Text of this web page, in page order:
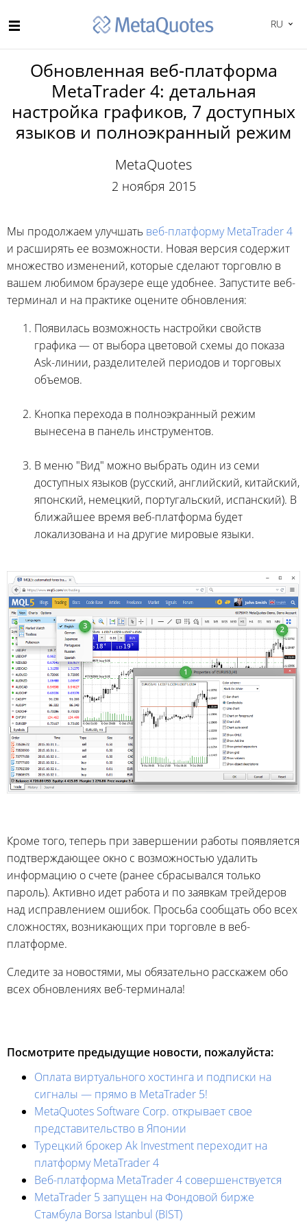
RU
Обновленная веб-платформа
MetaTrader 4: детальная
настройка графиков, 7 доступных
языков и полноэкранный режим
MetaQuotes
2 ноября 2015
Мы продолжаем улучшать веб-платформу MetaTrader 4
и расширять ее возможности. Новая версия содержит
множество изменений, которые сделают торговлю в
вашем любимом браузере еще удобнее. Запустите веб-
терминал и на практике оцените обновления:
Появилась возможность настройки свойств
графика — от выбора цветовой схемы до показа
Ask-линии, разделителей периодов и торговых
объемов.
Кнопка перехода в полноэкранный режим
вынесена в панель инструментов.
В меню "Вид" можно выбрать один из семи
доступных языков (русский, английский, китайский,
японский, немецкий, португальский, испанский). В
ближайшее время веб-платформа будет
локализована и на другие мировые языки.
Кроме того, теперь при завершении работы появляется
подтверждающее окно с возможностью удалить
информацию о счете (ранее сбрасывался только
пароль). Активно идет работа и по заявкам трейдеров
над исправлением ошибок. Просьба сообщать обо всех
сложностях, возникающих при торговле в веб-
платформе.
Следите за новостями, мы обязательно расскажем обо
всех обновлениях веб-терминала!
Посмотрите предыдущие новости, пожалуйста:
Оплата виртуального хостинга и подписки на
сигналы — прямо в MetaTrader 5!
MetaQuotes Software Corp. открывает свое
представительство в Японии
Турецкий брокер Ak Investment переходит на
платформу MetaTrader 4
Веб-платформа MetaTrader 4 совершенствуется
MetaTrader 5 запущен на Фондовой бирже
Стамбула Borsa Istanbul (BIST)